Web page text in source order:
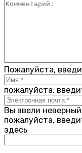
Пожалуйста,
пожалуйста,
Вы ввели
пожалуйста,
здесь